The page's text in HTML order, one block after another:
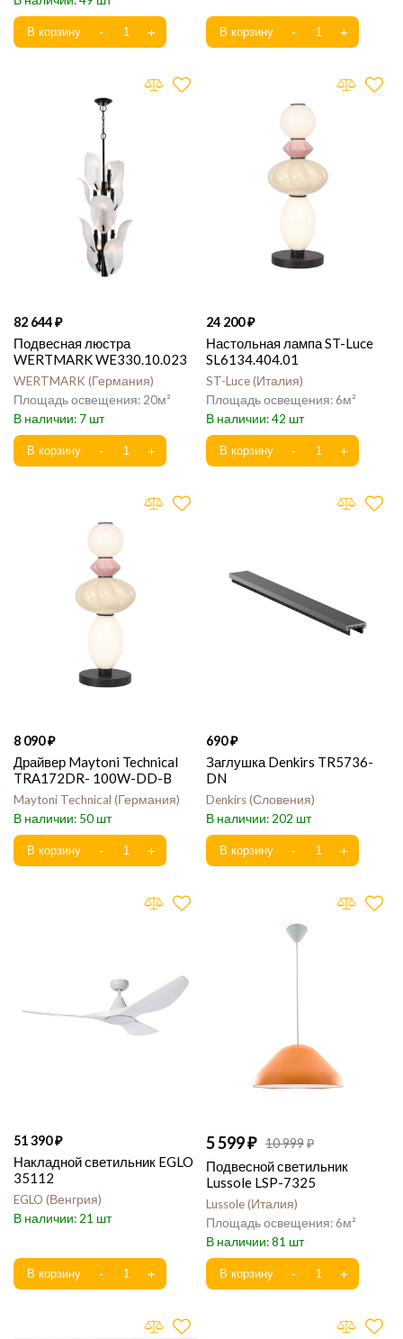
82 644
Подвесная люстра
WERTMARK WE330.10.023
WERTMARK Германия
20
7
24 200
Настольная лампа ST-Luce
SL6134.404.01
ST-Luce Италия
6
42
8 090
Драйвер Maytoni Technical
TRA172DR- 100W-DD-B
Maytoni Technical Германия
50
690
Заглушка Denkirs TR5736-
DN
Denkirs Словения
202
51 390
Накладной светильник EGLO
35112
EGLO Венгрия
21
5 599 10 999
Подвесной светильник
Lussole LSP-7325
Lussole Италия
6
81